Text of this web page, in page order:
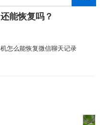
能恢复吗？
怎么能恢复微信聊天记录